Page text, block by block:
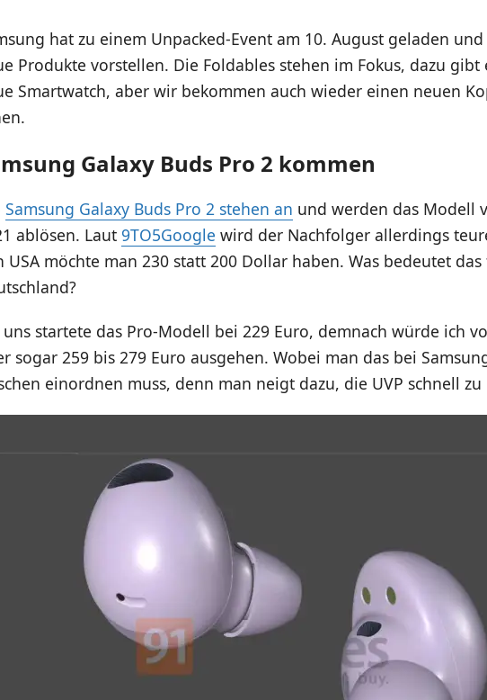
hat zu einem Unpacked-Event am 10. August geladen
Produkte vorstellen. Die Foldables stehen im Fokus, dazu gibt
Smartwatch, aber wir bekommen auch wieder einen neuen
Galaxy Buds Pro 2 kommen
Samsung Galaxy Buds Pro 2 stehen an und werden das Modell
ablösen. Laut 9TO5Google wird der Nachfolger allerdings
USA möchte man 230 statt 200 Dollar haben. Was bedeutet
uns startete das Pro-Modell bei 229 Euro, demnach würde ich
sogar 259 bis 279 Euro ausgehen. Wobei man das bei
einordnen muss, denn man neigt dazu, die UVP schnell